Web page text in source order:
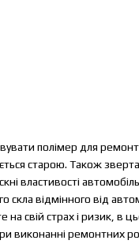
полімер для
старою. Також
властивості
скла відмінного від
свій страх і ризик, в
виконанні ремонтних